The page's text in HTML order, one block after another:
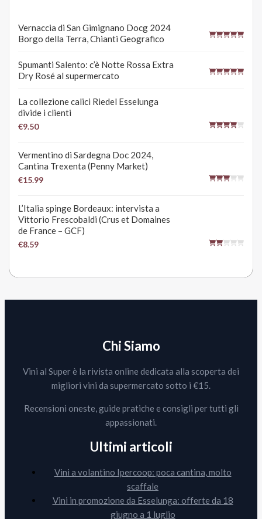
Vernaccia di San Gimignano Docg 2024
Borgo della Terra, Chianti Geografico
Spumanti Salento: c’è Notte Rossa Extra
Dry Rosé al supermercato
La collezione calici Riedel Esselunga
divide i clienti
€9.50
Vermentino di Sardegna Doc 2024,
Cantina Trexenta (Penny Market)
€15.99
L’Italia spinge Bordeaux: intervista a
Vittorio Frescobaldi (Crus et Domaines
de France – GCF)
€8.59
Chi Siamo
Vini al Super è la rivista online dedicata alla scoperta dei
migliori vini da supermercato sotto i €15.
Recensioni oneste, guide pratiche e consigli per tutti gli
appassionati.
Ultimi articoli
Vini a volantino Ipercoop: poca cantina, molto
scaffale
Vini in promozione da Esselunga: offerte da 18
giugno a 1 luglio